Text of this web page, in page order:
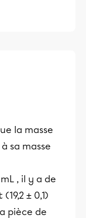
la masse
sa masse
, il y a de
± 0,1)
pièce de